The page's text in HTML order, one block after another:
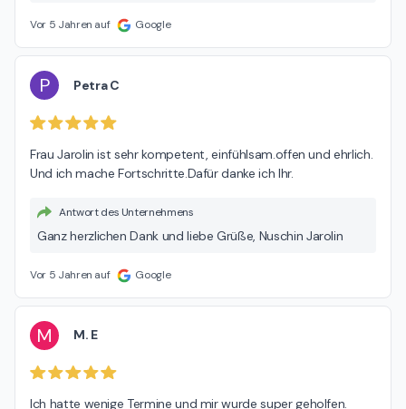
Vor 5 Jahren auf Google
P Petra C
Frau Jarolin ist sehr kompetent, einfühlsam.offen und ehrlich.
Und ich mache Fortschritte.Dafür danke ich Ihr.
Antwort des Unternehmens
Ganz herzlichen Dank und liebe Grüße, Nuschin Jarolin
Vor 5 Jahren auf Google
M M. E
Ich hatte wenige Termine und mir wurde super geholfen.